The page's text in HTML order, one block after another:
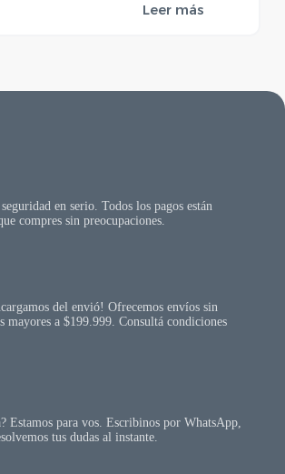
Leer más
en serio. Todos los pagos están
compres sin preocupaciones.
del envió! Ofrecemos envíos sin
mayores a $199.999. Consultá condiciones
Estamos para vos. Escribinos por WhatsApp,
tus dudas al instante.